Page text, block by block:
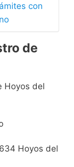
con
de
Hoyos del
Hoyos del